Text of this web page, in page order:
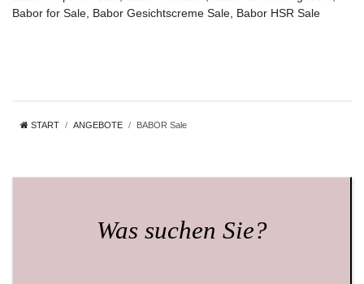
Babor for Sale, Babor Gesichtscreme Sale, Babor HSR Sale
START ANGEBOTE BABOR Sale
Was suchen Sie?